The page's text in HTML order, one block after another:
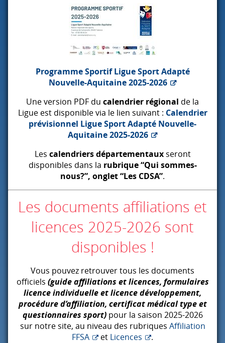
Programme Sportif Ligue Sport Adapté
Nouvelle-Aquitaine 2025-2026
Une version PDF du calendrier régional de la
Ligue est disponible via le lien suivant : Calendrier
prévisionnel Ligue Sport Adapté Nouvelle-
Aquitaine 2025-2026
Les calendriers départementauxseront
disponibles dans la rubrique “Qui sommes-
nous?”, onglet “Les CDSA”.
Les documents affiliations et
licences 2025-2026 sont
disponibles !
Vous pouvez retrouver tous les documents
officiels (guide affiliations et licences, formulaires
licence individuelle et licence développement,
procédure d’affiliation, certificat médical type et
questionnaires sport)pour la saison 2025-2026
sur notre site, au niveau des rubriques Affiliation
FFSA
et Licences .